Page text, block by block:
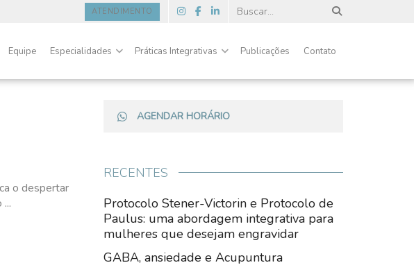
ATENDIMENTO
Equipe Especialidades Práticas Integrativas Publicações Contato
o despertar
AGENDAR HORÁRIO
RECENTES
Protocolo Stener-Victorin e Protocolo de
Paulus: uma abordagem integrativa para
mulheres que desejam engravidar
GABA, ansiedade e Acupuntura